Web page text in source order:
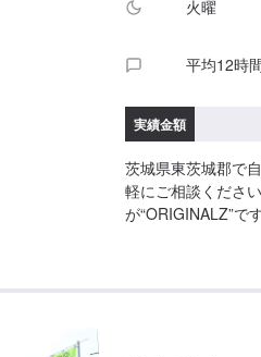
火曜
平均12時
実績金額
茨城県東茨城郡で
軽にご相談くださ
が“ORIGINALZ”で